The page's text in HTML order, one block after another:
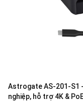
Astrogate AS-201-S1
nghiệp, hỗ trợ 4K &